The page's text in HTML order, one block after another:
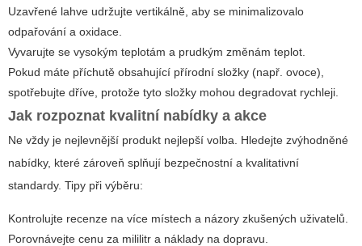
Uzavřené lahve udržujte vertikálně, aby se minimalizovalo
odpařování a oxidace.
Vyvarujte se vysokým teplotám a prudkým změnám teplot.
Pokud máte příchutě obsahující přírodní složky (např. ovoce),
spotřebujte dříve, protože tyto složky mohou degradovat rychleji.
Jak rozpoznat kvalitní nabídky a akce
Ne vždy je nejlevnější produkt nejlepší volba. Hledejte zvýhodněné
nabídky, které zároveň splňují bezpečnostní a kvalitativní
standardy. Tipy při výběru:
Kontrolujte recenze na více místech a názory zkušených uživatelů.
Porovnávejte cenu za mililitr a náklady na dopravu.